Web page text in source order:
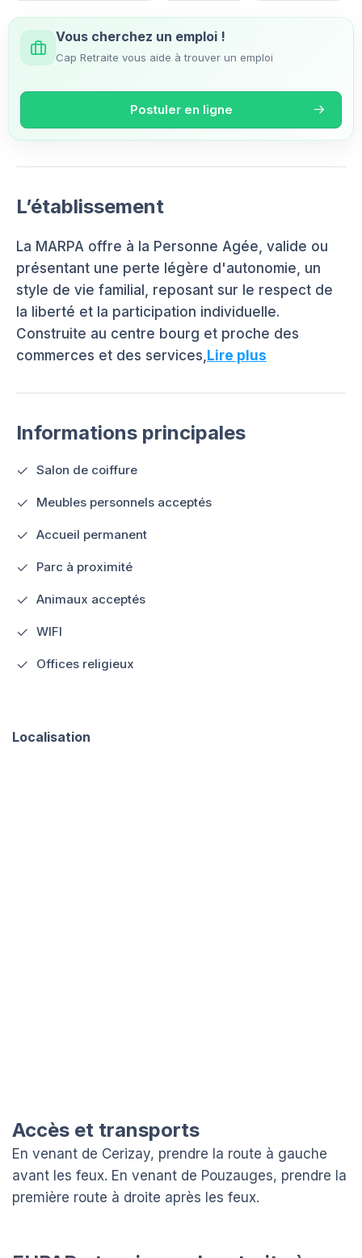
Vous cherchez un emploi !
Cap Retraite vous aide à trouver un emploi
Postuler en ligne
L’établissement
La MARPA offre à la Personne Agée, valide ou
présentant une perte légère d'autonomie, un
style de vie familial, reposant sur le respect de
la liberté et la participation individuelle.
Construite au centre bourg et proche des
commerces et des services, Lire plus
Informations principales
Salon de coiffure
Meubles personnels acceptés
Accueil permanent
Parc à proximité
Animaux acceptés
WIFI
Offices religieux
Localisation
Accès et transports
En venant de Cerizay, prendre la route à gauche
avant les feux. En venant de Pouzauges, prendre la
première route à droite après les feux.